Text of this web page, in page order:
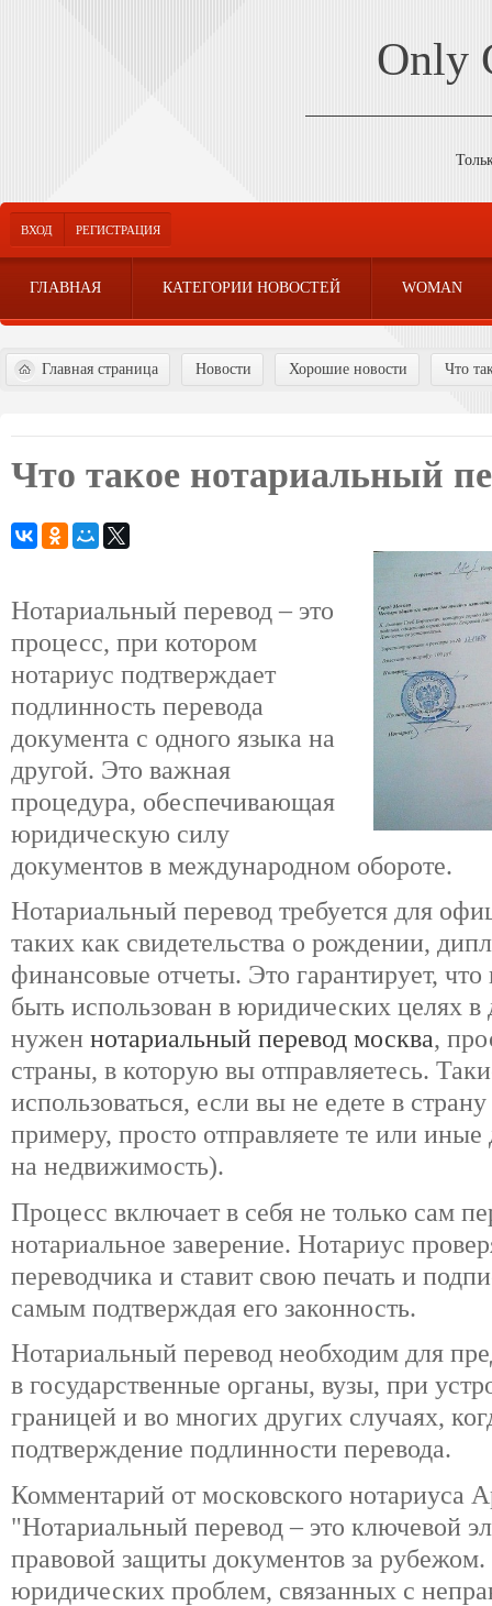
Only
ВХОД РЕГИСТРАЦИЯ
ГЛАВНАЯ КАТЕГОРИИ НОВОСТЕЙ WOMAN
Главная страница Новости Хорошие новости Что
Что такое нотариальный
Нотариальный перевод – это
процесс, при котором
нотариус подтверждает
подлинность перевода
документа с одного языка на
другой. Это важная
процедура, обеспечивающая
юридическую силу
документов в международном обороте.
Нотариальный перевод требуется для
таких как свидетельства о рождении,
финансовые отчеты. Это гарантирует,
быть использован в юридических целях в
нужен нотариальный перевод москва,
страны, в которую вы отправляетесь.
использоваться, если вы не едете в
примеру, просто отправляете те или
на недвижимость).
Процесс включает в себя не только сам
нотариальное заверение. Нотариус
переводчика и ставит свою печать и
самым подтверждая его законность.
Нотариальный перевод необходим для
в государственные органы, вузы, при
границей и во многих других случаях,
подтверждение подлинности перевода.
Комментарий от московского нотариуса
"Нотариальный перевод – это ключевой
правовой защиты документов за
юридических проблем, связанных с